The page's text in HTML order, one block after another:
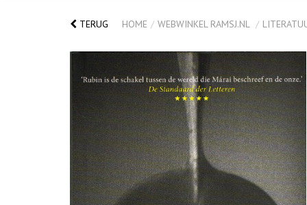
TERUG HOME / WEBWINKEL RAMSJ.NL /